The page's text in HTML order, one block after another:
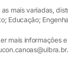
mais variadas,
Educação;
mais informações